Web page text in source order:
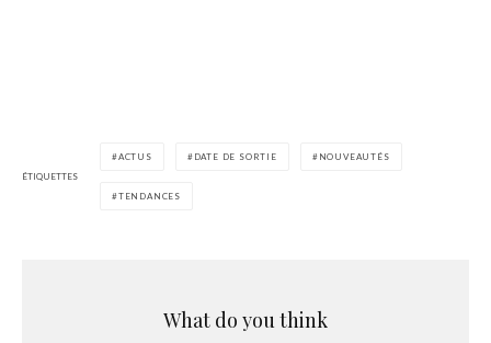
ÉTIQUETTES
ACTUS DATE DE SORTIE NOUVEAUTÉS
TENDANCES
What do you think